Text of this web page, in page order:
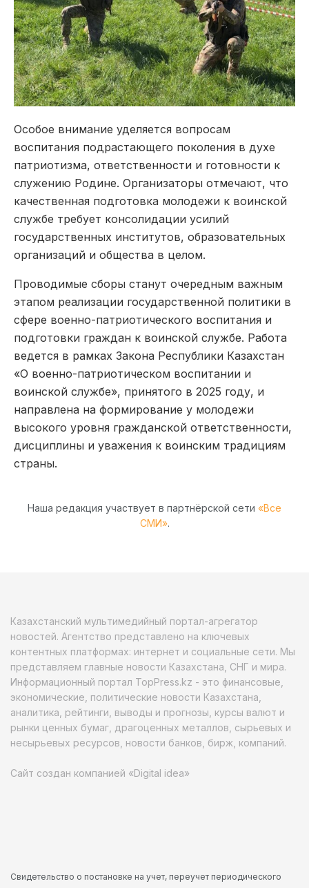
Особое внимание уделяется вопросам
воспитания подрастающего поколения в духе
патриотизма, ответственности и готовности к
служению Родине. Организаторы отмечают, что
качественная подготовка молодежи к воинской
службе требует консолидации усилий
государственных институтов, образовательных
организаций и общества в целом.
Проводимые сборы станут очередным важным
этапом реализации государственной политики в
сфере военно-патриотического воспитания и
подготовки граждан к воинской службе. Работа
ведется в рамках Закона Республики Казахстан
«О военно-патриотическом воспитании и
воинской службе», принятого в 2025 году, и
направлена на формирование у молодежи
высокого уровня гражданской ответственности,
дисциплины и уважения к воинским традициям
страны.
Наша редакция участвует в партнёрской сети «Все
СМИ».
Казахстанский мультимедийный портал-агрегатор
новостей. Агентство представлено на ключевых
контентных платформах: интернет и социальные сети. Мы
представляем главные новости Казахстана, СНГ и мира.
Информационный портал TopPress.kz - это финансовые,
экономические, политические новости Казахстана,
аналитика, рейтинги, выводы и прогнозы, курсы валют и
рынки ценных бумаг, драгоценных металлов, сырьевых и
несырьевых ресурсов, новости банков, бирж, компаний.
Сайт создан компанией «Digital idea»
Свидетельство о постановке на учет, переучет периодического